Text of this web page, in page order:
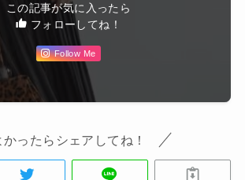
この記事が気に入ったら
フォローしてね！
Follow Me
かったらシェアしてね！